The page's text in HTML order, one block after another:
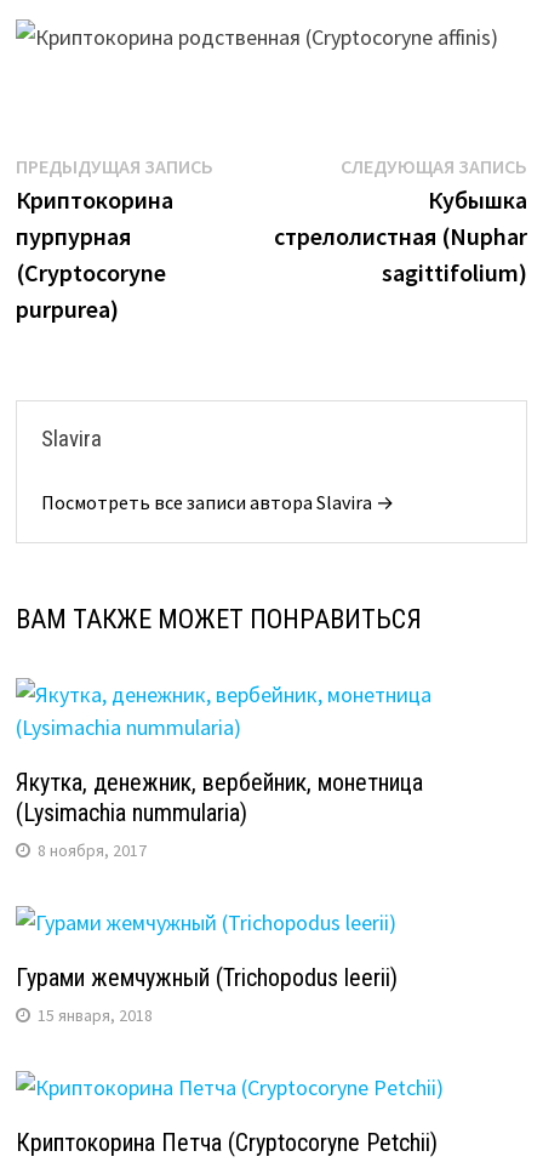
Навигация
по
записям
ПРЕДЫДУЩАЯ ЗАПИСЬПредыдущая
Криптокорина
пурпурная
(Cryptocoryne
purpurea)
СЛЕДУЮЩАЯ ЗАПИСЬ
Кубышка
стрелолистная (Nuphar
sagittifolium)
Slavira
Посмотреть все записи автора Slavira →
ВАМ ТАКЖЕ МОЖЕТ ПОНРАВИТЬСЯ
Якутка, денежник, вербейник, монетница
(Lysimachia nummularia)
8 ноября, 2017
Гурами жемчужный (Trichopodus leerii)
15 января, 2018
Криптокорина Петча (Cryptocoryne Petchii)